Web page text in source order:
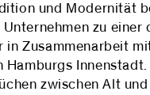
und Modernität
zu
Zusammenarbeit
zwischen Alt